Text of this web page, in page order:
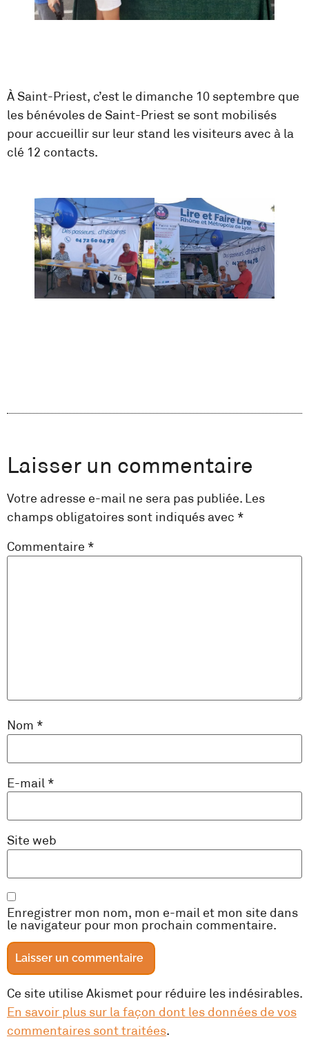
À Saint-Priest, c’est le dimanche 10 septembre que
les bénévoles de Saint-Priest se sont mobilisés
pour accueillir sur leur stand les visiteurs avec à la
clé 12 contacts.
Laisser un commentaire
Votre adresse e-mail ne sera pas publiée. Les
champs obligatoires sont indiqués avec *
Commentaire *
Nom *
E-mail *
Site web
Enregistrer mon nom, mon e-mail et mon site dans
le navigateur pour mon prochain commentaire.
Ce site utilise Akismet pour réduire les indésirables.
En savoir plus sur la façon dont les données de vos
commentaires sont traitées.